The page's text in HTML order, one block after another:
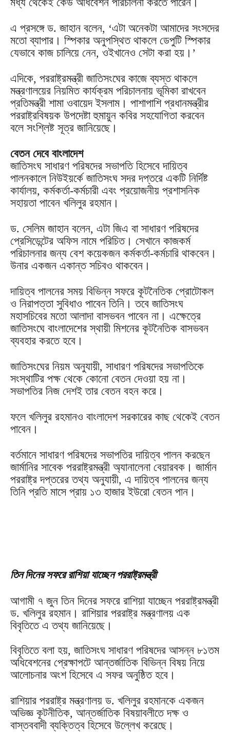
এ প্রসঙ্গে ড. জাহান বলেন, ‘এটা অনেকটা আমাদের সংসদের
মতো ব্যাপার। স্পিকার অনুপস্থিত থাকলে ডেপুটি স্পিকার
যেভাবে কাজ চালিয়ে নেন, ওইখানেও সেটা করা হয়।’
এদিকে, পররাষ্ট্রমন্ত্রী জাতিসংঘের কাজে ব্যস্ত থাকলে
মন্ত্রণালয়ের নিয়মিত কার্যক্রম পরিচালনায় ভূমিকা রাখবেন
প্রতিমন্ত্রী শামা ওবায়েদ ইসলাম। পাশাপাশি প্রধানমন্ত্রীর
পররাষ্ট্রবিষয়ক উপদেষ্টা হুমায়ুন কবির সহযোগিতা করবেন
বলে সংশ্লিষ্ট সূত্র জানিয়েছে।
বেতন দেবে বাংলাদেশ
জাতিসংঘ সাধারণ পরিষদের সভাপতি হিসেবে দায়িত্ব
পালনকালে নিউইয়র্কে জাতিসংঘ সদর দপ্তরে একটি নির্দিষ্ট
কার্যালয়, কর্মকর্তা-কর্মচারী এবং প্রয়োজনীয় প্রশাসনিক
সহায়তা পাবেন খলিলুর রহমান।
ড. সেলিম জাহান বলেন, এটা জিএ বা সাধারণ পরিষদের
প্রেসিডেন্টের অফিস নামে পরিচিত। সেখানে কাজকর্ম
পরিচালনার জন্য বেশ কয়েকজন কর্মকর্তা-কর্মচারি থাকবেন।
উনার একজন একান্ত সচিবও থাকবেন।
দায়িত্ব পালনের সময় বিভিন্ন সফরে কূটনৈতিক প্রোটোকল
ও নিরাপত্তা সুবিধাও পাবেন তিনি। তবে জাতিসংঘ
মহাসচিবের মতো আলাদা বাসভবন পাবেন না। এক্ষেত্রে
জাতিসংঘে বাংলাদেশের স্থায়ী মিশনের কূটনৈতিক বাসভবন
ব্যবহার করতে হবে।
জাতিসংঘের নিয়ম অনুযায়ী, সাধারণ পরিষদের সভাপতিকে
সংস্থাটির পক্ষ থেকে কোনো বেতন দেওয়া হয় না।
সভাপতির নিজ দেশই তার বেতন বহন করে।
ফলে খলিলুর রহমানও বাংলাদেশ সরকারের কাছ থেকেই বেতন
পাবেন।
বর্তমানে সাধারণ পরিষদের সভাপতির দায়িত্ব পালন করছেন
জার্মানির সাবেক পররাষ্ট্রমন্ত্রী অ্যানালেনা বেয়ারবক। জার্মান
পররাষ্ট্র দপ্তরের তথ্য অনুযায়ী, এ দায়িত্ব পালনের জন্য
তিনি প্রতি মাসে প্রায় ১৩ হাজার ইউরো বেতন পান।
তিন দিনের সফরে রাশিয়া যাচ্ছেন পররাষ্ট্রমন্ত্রী
আগামী ৭ জুন তিন দিনের সফরে রাশিয়া যাচ্ছেন পররাষ্ট্রমন্ত্রী
ড. খলিলুর রহমান। রাশিয়ার পররাষ্ট্র মন্ত্রণালয় এক
বিবৃতিতে এ তথ্য জানিয়েছে।
বিবৃতিতে বলা হয়, জাতিসংঘ সাধারণ পরিষদের আসন্ন ৮১তম
অধিবেশনের প্রেক্ষাপটে আন্তর্জাতিক বিভিন্ন বিষয় নিয়ে
আলোচনার অংশ হিসেবে এ সফর অনুষ্ঠিত হবে।
রাশিয়ার পররাষ্ট্র মন্ত্রণালয় ড. খলিলুর রহমানকে একজন
অভিজ্ঞ কূটনীতিক, আন্তর্জাতিক বিষয়াবলীতে দক্ষ ও
বাস্তববাদী ব্যক্তিত্ব হিসেবে উল্লেখ করেছে।